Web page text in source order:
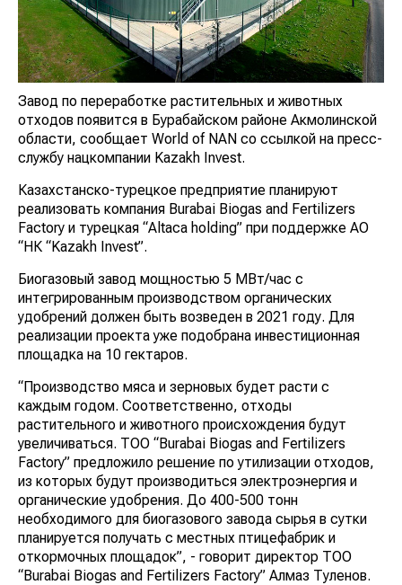
Завод по переработке растительных и животных
отходов появится в Бурабайском районе Акмолинской
области, сообщает World of NAN со ссылкой на пресс-
службу нацкомпании Kazakh Invest.
Казахстанско-турецкое предприятие планируют
реализовать компания Burabai Biogas and Fertilizers
Factory и турецкая “Altaca holding” при поддержке АО
“НК “Kazakh Invest”.
Биогазовый завод мощностью 5 МВт/час с
интегрированным производством органических
удобрений должен быть возведен в 2021 году. Для
реализации проекта уже подобрана инвестиционная
площадка на 10 гектаров.
“Производство мяса и зерновых будет расти с
каждым годом. Соответственно, отходы
растительного и животного происхождения будут
увеличиваться. ТОО “Burabai Biogas and Fertilizers
Factory” предложило решение по утилизации отходов,
из которых будут производиться электроэнергия и
органические удобрения. До 400-500 тонн
необходимого для биогазового завода сырья в сутки
планируется получать с местных птицефабрик и
откормочных площадок”, - говорит директор ТОО
“Burabai Biogas and Fertilizers Factory” Алмаз Туленов.